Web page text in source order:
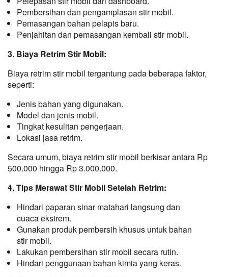
Pembersihan dan pengamplasan stir mobil.
Pemasangan bahan pelapis baru.
Penjahitan dan pemasangan kembali stir mobil.
3. Biaya Retrim Stir Mobil:
Biaya retrim stir mobil tergantung pada beberapa faktor,
seperti:
Jenis bahan yang digunakan.
Model dan jenis mobil.
Tingkat kesulitan pengerjaan.
Lokasi jasa retrim.
Secara umum, biaya retrim stir mobil berkisar antara Rp
500.000 hingga Rp 3.000.000.
4. Tips Merawat Stir Mobil Setelah Retrim:
Hindari paparan sinar matahari langsung dan
cuaca ekstrem.
Gunakan produk pembersih khusus untuk bahan
stir mobil.
Lakukan pembersihan stir mobil secara rutin.
Hindari penggunaan bahan kimia yang keras.